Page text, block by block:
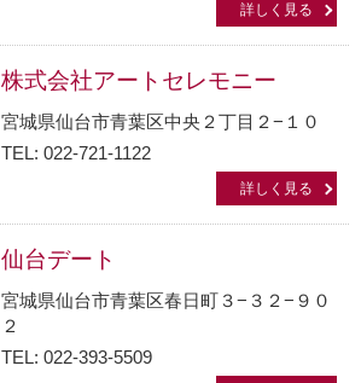
詳しく見る
株式会社アートセレモニー
宮城県仙台市青葉区中央２丁目２−１０
TEL: 022-721-1122
詳しく見る
仙台デート
宮城県仙台市青葉区春日町３−３２−９０
２
TEL: 022-393-5509